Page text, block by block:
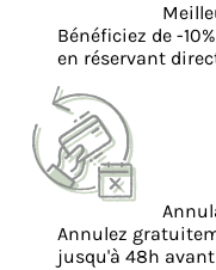
Bénéficiez de -
en réservant
Annulez
jusqu'à 48h